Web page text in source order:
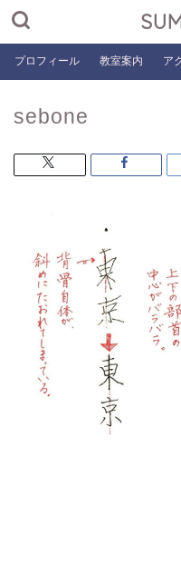
プロフィール 教室案内 ア
sebone